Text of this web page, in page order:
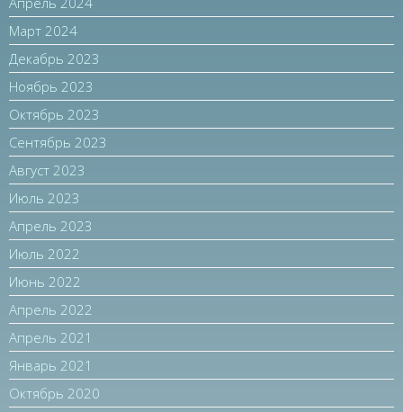
Март 2024
Декабрь 2023
Ноябрь 2023
Октябрь 2023
Сентябрь 2023
Август 2023
Июль 2023
Апрель 2023
Июль 2022
Июнь 2022
Апрель 2022
Апрель 2021
Январь 2021
Октябрь 2020